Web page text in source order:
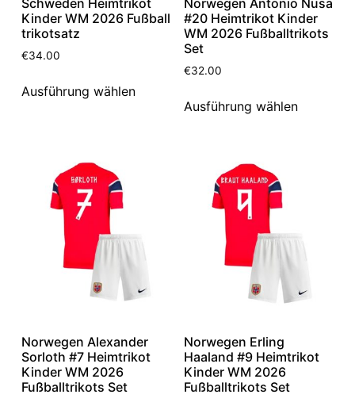
Schweden Heimtrikot
Kinder WM 2026 Fußball
trikotsatz
€34.00
Ausführung wählen
Norwegen Antonio Nusa
#20 Heimtrikot Kinder
WM 2026 Fußballtrikots
Set
€32.00
Ausführung wählen
Norwegen Alexander
Sorloth #7 Heimtrikot
Kinder WM 2026
Fußballtrikots Set
Norwegen Erling
Haaland #9 Heimtrikot
Kinder WM 2026
Fußballtrikots Set